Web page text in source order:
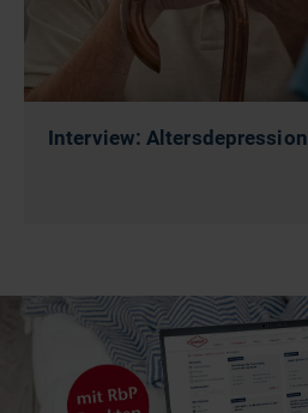
Interview: Altersdepression